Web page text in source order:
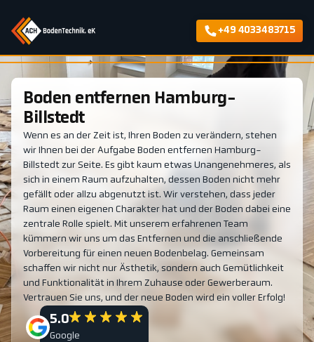
+49 4033483715
Boden entfernen Hamburg-
Billstedt
Wenn es an der Zeit ist, Ihren Boden zu verändern, stehen
wir Ihnen bei der Aufgabe Boden entfernen Hamburg-
Billstedt zur Seite. Es gibt kaum etwas Unangenehmeres, als
sich in einem Raum aufzuhalten, dessen Boden nicht mehr
gefällt oder allzu abgenutzt ist. Wir verstehen, dass jeder
Raum einen eigenen Charakter hat und der Boden dabei eine
zentrale Rolle spielt. Mit unserem erfahrenen Team
kümmern wir uns um das Entfernen und die anschließende
Vorbereitung für einen neuen Bodenbelag. Gemeinsam
schaffen wir nicht nur Ästhetik, sondern auch Gemütlichkeit
und Funktionalität in Ihrem Zuhause oder Gewerberaum.
Vertrauen Sie uns, und der neue Boden wird ein voller Erfolg!
5.0
Google